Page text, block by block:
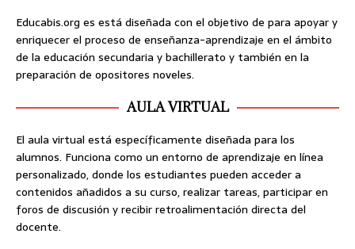
Educabis.org es está diseñada con el objetivo de para apoyar y
enriquecer el proceso de enseñanza-aprendizaje en el ámbito
de la educación secundaria y bachillerato y también en la
preparación de opositores noveles.
AULA VIRTUAL
El aula virtual está específicamente diseñada para los
alumnos. Funciona como un entorno de aprendizaje en línea
personalizado, donde los estudiantes pueden acceder a
contenidos añadidos a su curso, realizar tareas, participar en
foros de discusión y recibir retroalimentación directa del
docente.